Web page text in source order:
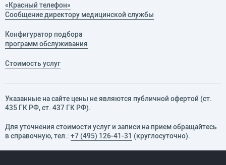
«Красный телефон»
Сообщение директору медицинской службы
Конфигуратор подбора
программ обслуживания
Стоимость услуг
Указанные на сайте цены не являются публичной офертой (ст.
435 ГК РФ, cт. 437 ГК РФ).
Для уточнения стоимости услуг и записи на прием обращайтесь
в справочную, тел.: +7 (495) 126-41-31 (круглосуточно).